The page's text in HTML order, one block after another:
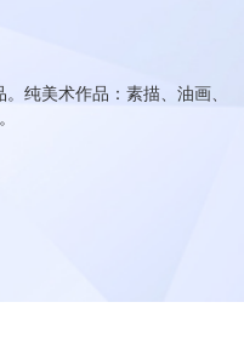
纯美术作品：素描、油画、